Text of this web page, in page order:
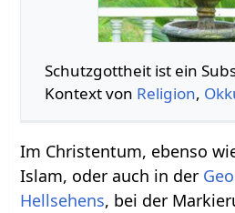
Schutzgottheit‏‎ ist ein Substantiv im
Kontext von Religion,
Im Christentum, ebenso
Islam, oder auch in der
Hellsehens, bei der